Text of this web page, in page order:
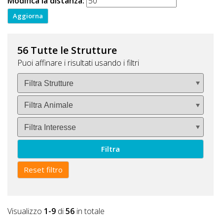
56 Tutte le Strutture
Puoi affinare i risultati usando i filtri
Filtra
Reset filtro
Visualizzo 1-9 di56 in totale